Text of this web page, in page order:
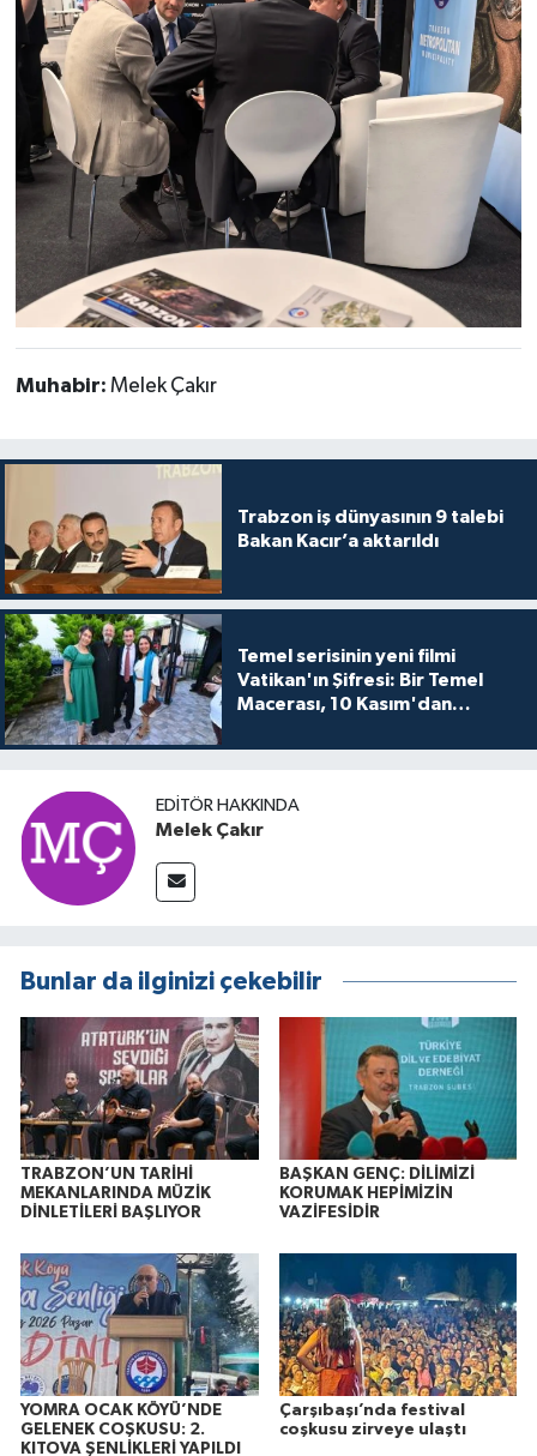
Muhabir: Melek Çakır
Trabzon iş dünyasının 9 talebi
Bakan Kacır’a aktarıldı
Temel serisinin yeni filmi
Vatikan'ın Şifresi: Bir Temel
Macerası, 10 Kasım'dan
buluşuyo
EDITÖR HAKKINDA
Melek Çakır
Bunlar da ilginizi çekebilir
TRABZON’UN TARİHİ
MEKANLARINDA MÜZİK
DİNLETİLERİ BAŞLIYOR
BAŞKAN GENÇ: DİLİMİZİ
KORUMAK HEPİMİZİN
VAZİFESİDİR
YOMRA OCAK KÖYÜ’NDE
GELENEK COŞKUSU: 2.
KITOVA ŞENLİKLERİ YAPILDI
Çarşıbaşı’nda festival
coşkusu zirveye ulaştı